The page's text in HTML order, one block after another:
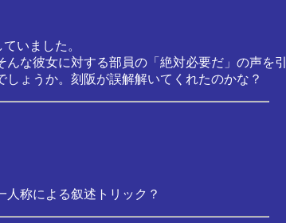
いました。
な彼女に対する部員の「絶対必要だ」の声を
ょうか。刻阪が誤解解いてくれたのかな？
称による叙述トリック？